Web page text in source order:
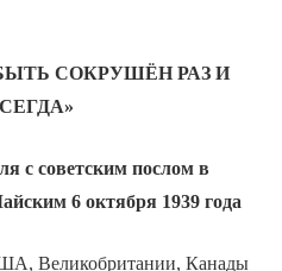
СОКРУШЁН РАЗ И
с советским послом в
6 октября 1939 года
Великобритании, Канады